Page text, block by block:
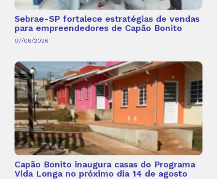
Sebrae-SP fortalece estratégias de vendas
para empreendedores de Capão Bonito
07/08/2026
Capão Bonito inaugura casas do Programa
Vida Longa no próximo dia 14 de agosto